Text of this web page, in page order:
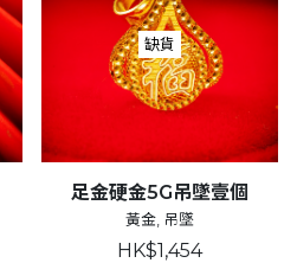
缺貨
足金硬金5G吊墜壹個
黃金, 吊墜
HK$1,454